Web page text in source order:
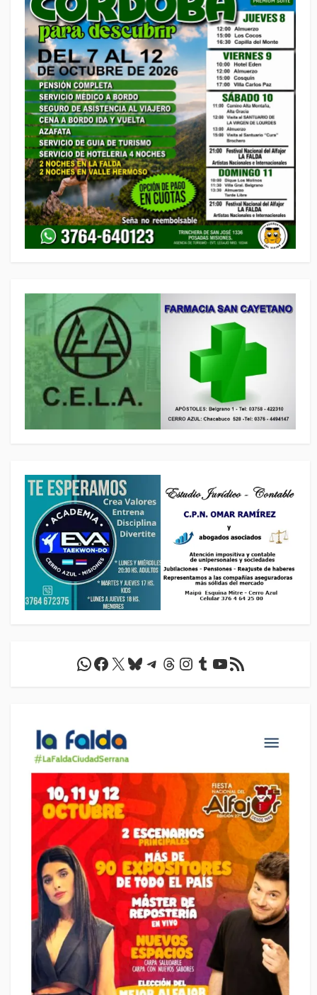
WhatsApp
Facebook
X Bluesky
Telegram
Threads
Instagram
Tumblr
YouTube
Feed RSS